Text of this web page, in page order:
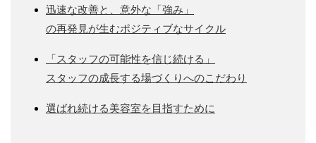
迅速な改善と、意外な「強み」
の再発見が生むポジティブなサイクル
「スタッフの可能性を信じ続ける」
スタッフの成長する場づくりへのこだわり
選ばれ続ける美容室を目指すために